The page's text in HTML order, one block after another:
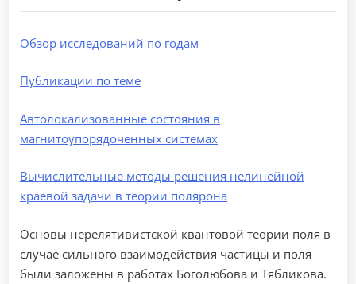
Обзор исследований по годам
Публикации по теме
Автолокализованные состояния в
магнитоупорядоченных системах
Вычислительные методы решения нелинейной
краевой задачи в теории полярона
Основы нерелятивистской квантовой теории поля в
случае сильного взаимодействия частицы и поля
были заложены в работах Боголюбова и Тябликова.